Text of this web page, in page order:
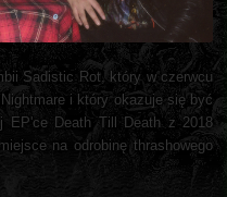
Sadistic Rot, który w czerwcu
i który okazuje się być
EP'ce Death Till Death z 2018
na odrobinę thrashowego